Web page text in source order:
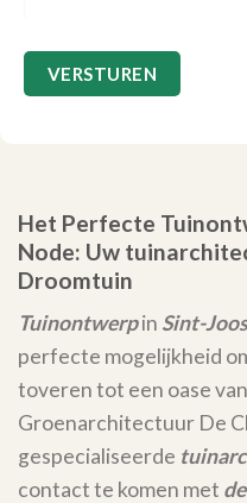
Het Perfecte
Node: Uw
Droomtuin
Tuinontwerpin Sint-
perfecte mogelijkheid
toveren tot een oase
Groenarchitectuur De
gespecialiseerde
contact te komen met